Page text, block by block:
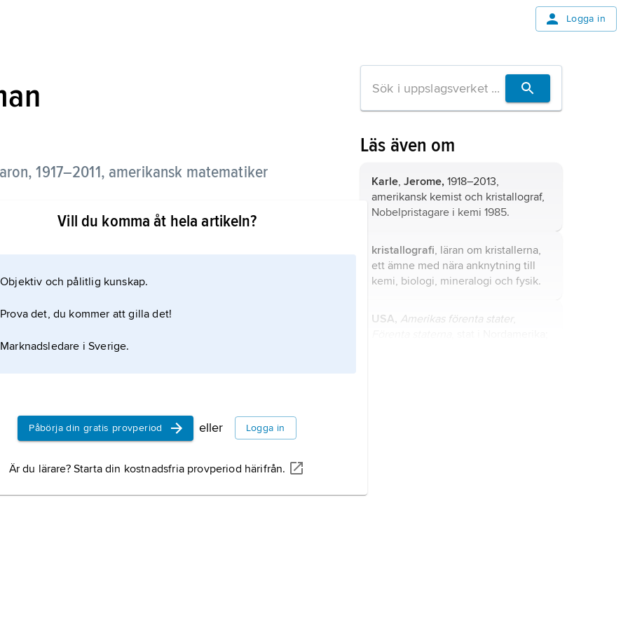
Logga in
aron,1917–2011, amerikansk matematiker
vid University of Maryland. Från 1970 var han
of New York, Buffalo, och forskare vid
blev stiftelsens forskningschef 1972 och högste
Vill du komma åt hela artikeln?
Objektiv och pålitlig kunskap.
Prova det, du kommer att gilla det!
Marknadsledare i Sverige.
Påbörja din gratis provperiod eller Logga in
Är du lärare? Starta din kostnadsfria provperiod härifrån.
Läs även om
Karle, Jerome, 1918–2013,
amerikansk kemist och kristallograf,
Nobelpristagare i kemi 1985.
kristallografi, läran om kristallerna,
ett ämne med nära anknytning till
kemi, biologi, mineralogi och fysik.
USA, Amerikas förenta stater